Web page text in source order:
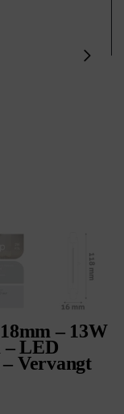
– 13W
– LED
Vervangt